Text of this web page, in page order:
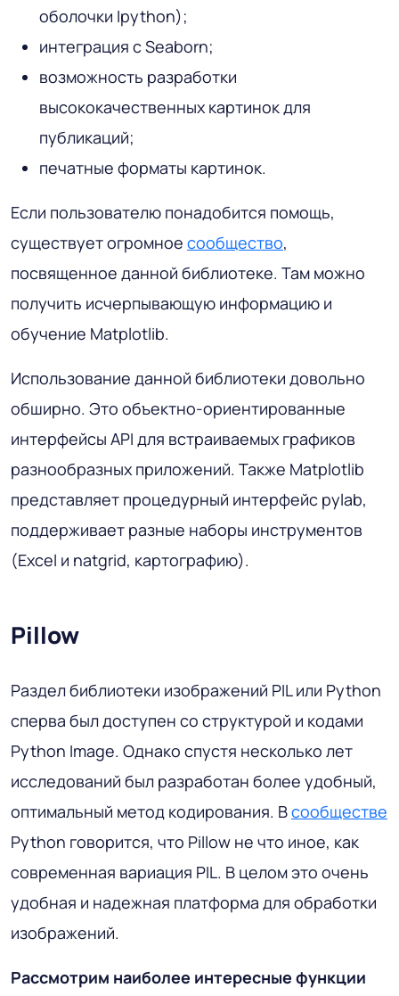
оболочки Ipython);
интеграция с Seaborn;
возможность разработки
высококачественных картинок для
публикаций;
печатные форматы картинок.
Если пользователю понадобится помощь,
существует огромное сообщество,
посвященное данной библиотеке. Там можно
получить исчерпывающую информацию и
обучение Matplotlib.
Использование данной библиотеки довольно
обширно. Это объектно-ориентированные
интерфейсы API для встраиваемых графиков
разнообразных приложений. Также Matplotlib
представляет процедурный интерфейс pylab,
поддерживает разные наборы инструментов
(Excel и natgrid, картографию).
Pillow
Раздел библиотеки изображений PIL или Python
сперва был доступен со структурой и кодами
Python Image. Однако спустя несколько лет
исследований был разработан более удобный,
оптимальный метод кодирования. Всообществе
Python говорится, что Pillow не что иное, как
современная вариация PIL. В целом это очень
удобная и надежная платформа для обработки
изображений.
Рассмотрим наиболее интересные функции